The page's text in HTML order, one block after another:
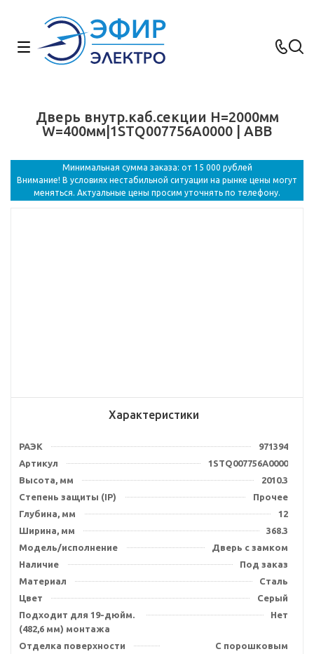
Дверь внутр.каб.секции H=2000мм
W=400мм|1STQ007756A0000 | ABB
Минимальная сумма заказа: от 15 000 рублей
Внимание! В условиях нестабильной ситуации на рынке цены могут
меняться. Актуальные цены просим уточнять по телефону.
Характеристики
РАЭК
971394
Артикул
1STQ007756A0000
Высота, мм
2010.3
Степень защиты (IP)
Прочее
Глубина, мм
12
Ширина, мм
368.3
Модель/исполнение
Дверь с замком
Наличие
Под заказ
Материал
Сталь
Цвет
Серый
Подходит для 19-дюйм.
(482,6 мм) монтажа
Нет
Отделка поверхности
С порошковым